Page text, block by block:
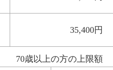
35,400円
70歳以上の方の上限額